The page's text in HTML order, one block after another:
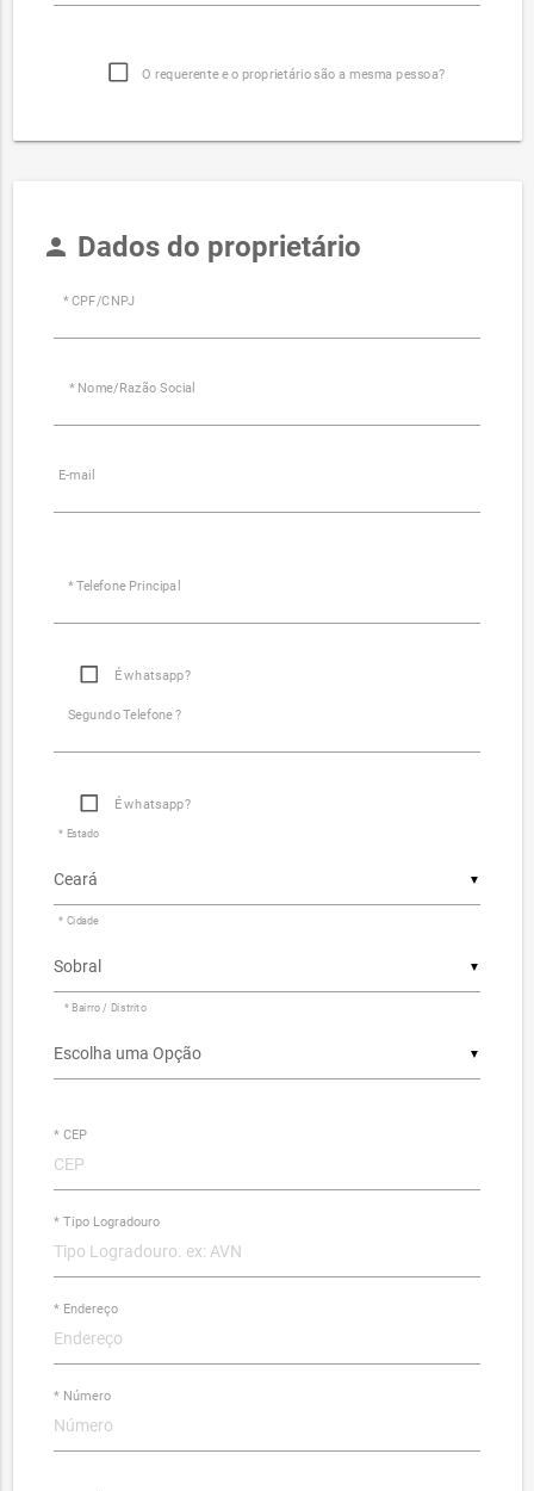
O requerente e o proprietário são a mesma pessoa?
person Dados do proprietário
* CPF/CNPJ
* Nome/Razão Social
E-mail
* Telefone Principal
É whatsapp?
Segundo Telefone ?
É whatsapp?
▼
* Estado
▼
* Cidade
▼
* Bairro / Distrito
* CEP
* Tipo Logradouro
* Endereço
* Número